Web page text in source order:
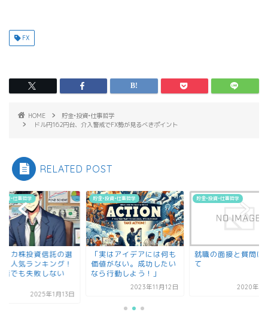
FX
HOME
貯金•投資•仕事哲学
ドル円162円台、介入警戒でFX勢が見るべきポイント
RELATED POST
貯金•投資•仕事哲学
「実はアイデアには何も
価値がない。成功したい
なら行動しよう！」
貯金•投資•仕事哲学
就職の面接と質問につい
て
2020年10月6日
貯金•投資•仕事哲学
アメリカ株投